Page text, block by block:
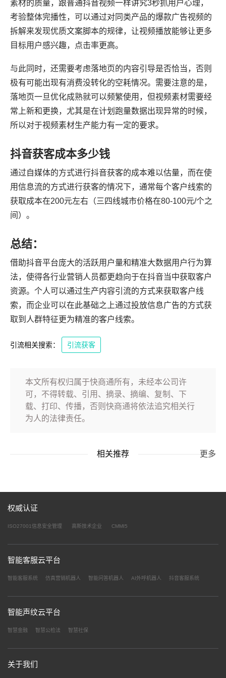
素材的质量，跟普通抖音视频一样讲究3秒抓用户心理，
考验整体完播性，可以通过对同类产品的爆款广告视频的
拆解来发现优质文案脚本的规律，让视频播放能够让更多
目标用户感兴趣，点击率更高。
与此同时，还需要考虑落地页的内容引导是否恰当，否则
极有可能出现有消费没转化的空耗情况。需要注意的是，
落地页一旦优化成熟就可以频繁使用，但视频素材需要经
常上新和更换，尤其是在计划跑量数据出现异常的时候，
所以对于视频素材生产能力有一定的要求。
抖音获客成本多少钱
通过自媒体的方式进行抖音获客的成本难以估量，而在使
用信息流的方式进行获客的情况下，通常每个客户线索的
获取成本在200元左右（三四线城市价格在80-100元/个之
间）。
总结：
借助抖音平台庞大的活跃用户量和精准大数据用户行为算
法，使得各行业营销人员都更趋向于在抖音当中获取客户
资源。个人可以通过生产内容引流的方式来获取客户线
索，而企业可以在此基础之上通过投放信息广告的方式获
取到人群特征更为精准的客户线索。
引流相关搜索： 引流获客
本文所有权归属于快商通所有，未经本公司许
可，不得转载、引用、摘录、摘编、复制、下
载、打印、传播，否则快商通将依法追究相关行
为人的法律责任。
相关推荐 更多
权威认证
ISO27001信息安全管理 高新技术企业 CMMI5
智能客服云平台
智能客服系统 仿真营销机器人 智能问答机器人 AI外呼机器人 抖音客服系统
智能声纹云平台
智慧金融 智慧公检法 智慧社保
关于我们